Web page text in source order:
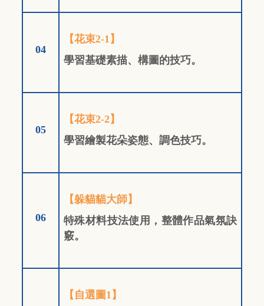
04
【花束2-1】
學習基礎素描、構圖的技巧。
05
【花束2-2】
學習繪製花朵姿態、調色技巧。
06
【躲貓貓大師】
特殊材料技法使用，整體作品氣氛訣
竅。
【自選圖1】